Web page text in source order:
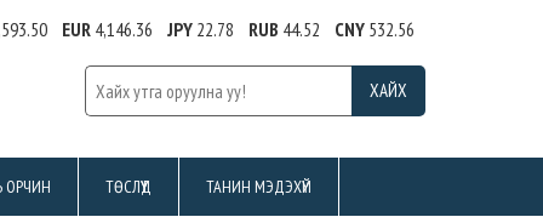
EUR4,146.36 JPY22.78 RUB 44.52 CNY532.56
ОРЧИН ТӨСЛҮҮД ТАНИН МЭДЭХҮЙ